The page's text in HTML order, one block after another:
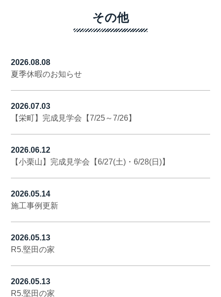
その他
2026.08.08
夏季休暇のお知らせ
2026.07.03
【栄町】完成見学会【7/25～7/26】
2026.06.12
【小栗山】完成見学会【6/27(土)・6/28(日)】
2026.05.14
施工事例更新
2026.05.13
R5.堅田の家
2026.05.13
R5.堅田の家